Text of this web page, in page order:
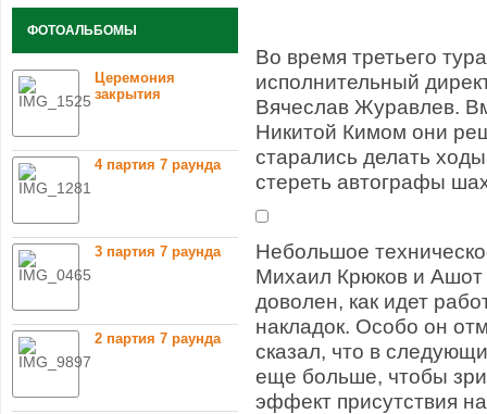
Во время третьего
исполнительный
Вячеслав Журавлев.
Никитой Кимом они
старались делать
стереть автографы
Небольшое
Михаил Крюков и Ашот
доволен, как идет
накладок. Особо он
сказал, что в
еще больше, чтобы
эффект присутствия
ФОТОАЛЬБОМЫ
Церемония
закрытия
4 партия 7 раунда
3 партия 7 раунда
2 партия 7 раунда